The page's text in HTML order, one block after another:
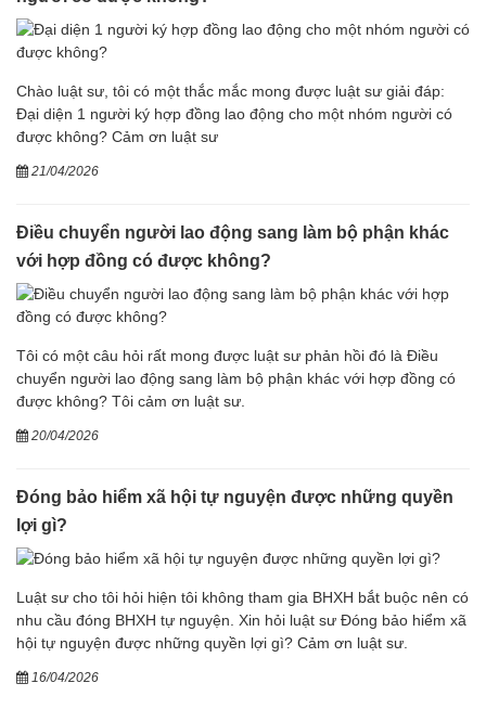
Chào luật sư, tôi có một thắc mắc mong được luật sư giải đáp:
Đại diện 1 người ký hợp đồng lao động cho một nhóm người có
được không? Cảm ơn luật sư
21/04/2026
Điều chuyển người lao động sang làm bộ phận khác
với hợp đồng có được không?
Tôi có một câu hỏi rất mong được luật sư phản hồi đó là Điều
chuyển người lao động sang làm bộ phận khác với hợp đồng có
được không? Tôi cảm ơn luật sư.
20/04/2026
Đóng bảo hiểm xã hội tự nguyện được những quyền
lợi gì?
Luật sư cho tôi hỏi hiện tôi không tham gia BHXH bắt buộc nên có
nhu cầu đóng BHXH tự nguyện. Xin hỏi luật sư Đóng bảo hiểm xã
hội tự nguyện được những quyền lợi gì? Cảm ơn luật sư.
16/04/2026